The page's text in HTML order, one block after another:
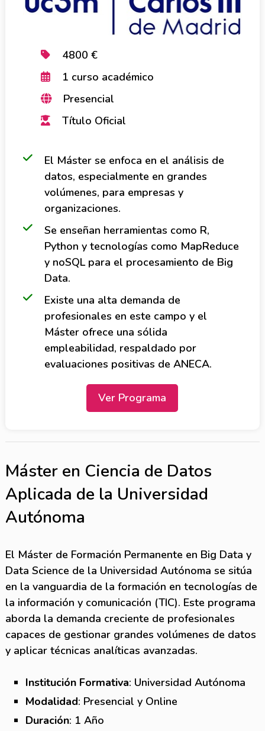
4800 €
1 curso académico
Presencial
Título Oficial
El Máster se enfoca en el análisis de
datos, especialmente en grandes
volúmenes, para empresas y
organizaciones.
Se enseñan herramientas como R,
Python y tecnologías como MapReduce
y noSQL para el procesamiento de Big
Data.
Existe una alta demanda de
profesionales en este campo y el
Máster ofrece una sólida
empleabilidad, respaldado por
evaluaciones positivas de ANECA.
Ver Programa
Máster en Ciencia de Datos
Aplicada de la Universidad
Autónoma
El Máster de Formación Permanente en Big Data y
Data Science de la Universidad Autónoma se sitúa
en la vanguardia de la formación en tecnologías de
la información y comunicación (TIC). Este programa
aborda la demanda creciente de profesionales
capaces de gestionar grandes volúmenes de datos
y aplicar técnicas analíticas avanzadas.
Institución Formativa: Universidad Autónoma
Modalidad: Presencial y Online
Duración: 1 Año